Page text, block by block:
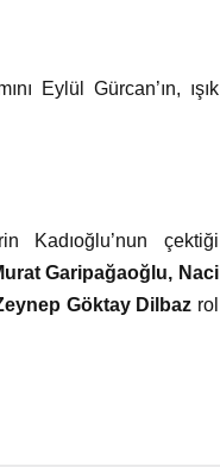
Eylül Gürcan’ın, ışık
Kadıoğlu’nun çektiği
Garipağaoğlu, Naci
Göktay Dilbaz rol